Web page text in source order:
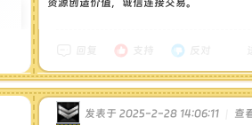
发表于 2025-2-28 14:06:11 查